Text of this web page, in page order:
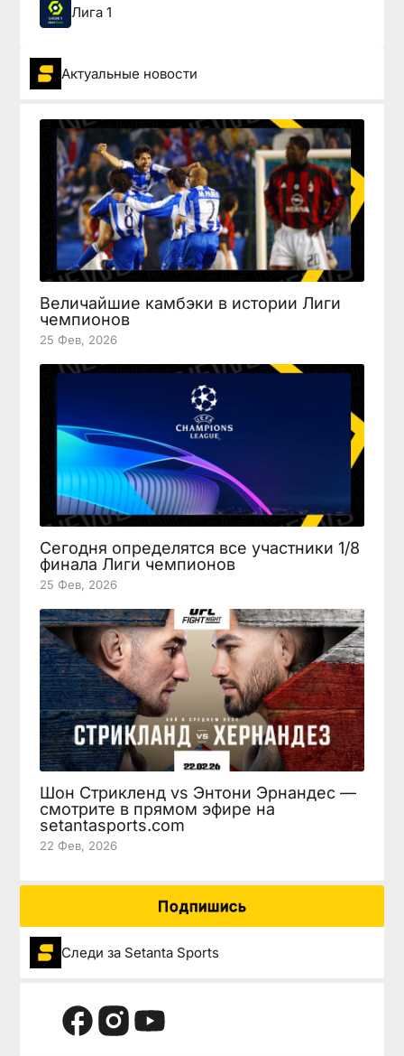
Лига 1
Актуальные новости
Величайшие камбэки в истории Лиги
чемпионов
25 Фев, 2026
Сегодня определятся все участники 1/8
финала Лиги чемпионов
25 Фев, 2026
Шон Стрикленд vs Энтони Эрнандес —
смотрите в прямом эфире на
setantasports.com
22 Фев, 2026
Подпишись
Следи за Setanta Sports